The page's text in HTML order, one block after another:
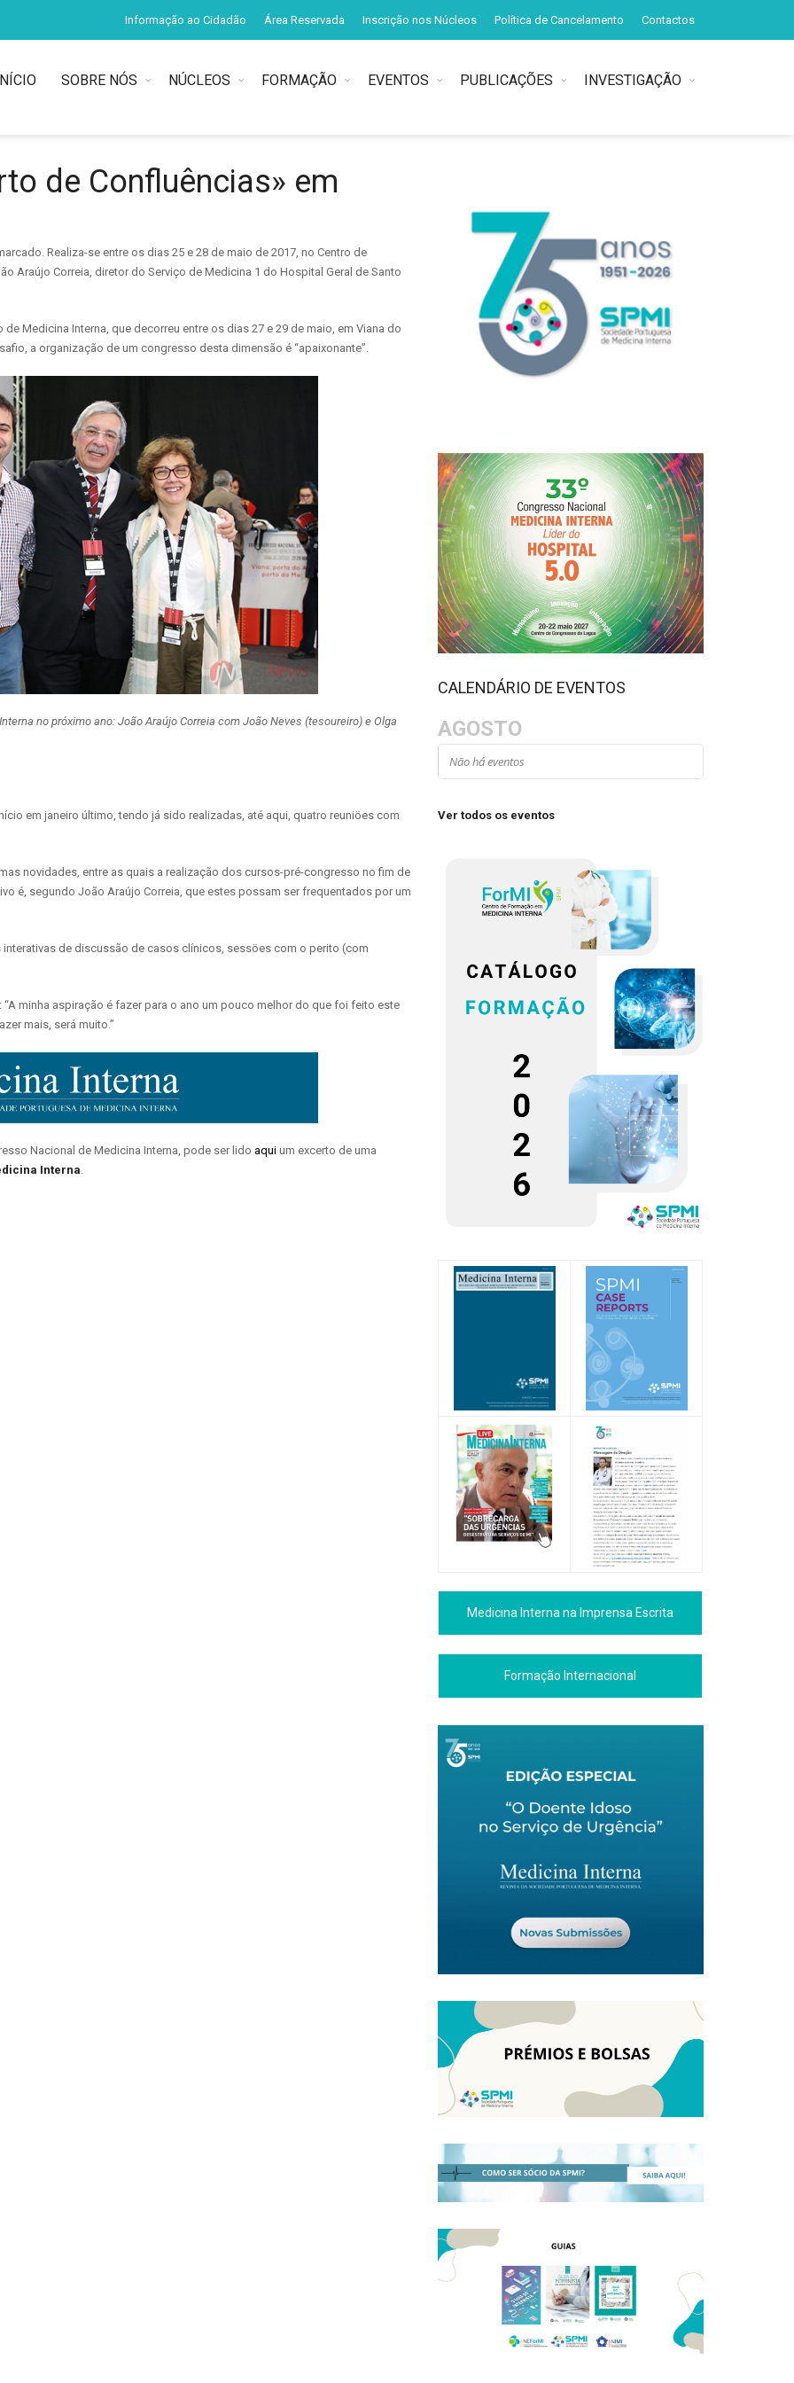
Informação ao Cidadão Área Reservada Inscrição nos Núcleos Política de Cancelamento Contactos
SOBRE NÓS NÚCLEOS FORMAÇÃO EVENTOS PUBLICAÇÕES INVESTIGAÇÃO
de Confluências» em
Realiza-se entre os dias 25 e 28 de maio de 2017, no Centro de
Araújo Correia, diretor do Serviço de Medicina 1 do Hospital Geral de Santo
de Medicina Interna, que decorreu entre os dias 27 e 29 de maio, em Viana do
a organização de um congresso desta dimensão é “apaixonante”.
no próximo ano: João Araújo Correia com João Neves (tesoureiro) e Olga
em janeiro último, tendo já sido realizadas, até aqui, quatro reuniöes com
novidades, entre as quais a realização dos cursos-pré-congresso no fim de
é, segundo João Araújo Correia, que estes possam ser frequentados por um
de discussão de casos clínicos, sessöes com o perito (com
minha aspiração é fazer para o ano um pouco melhor do que foi feito este
mais, será muito.”
Nacional de Medicina Interna, pode ser lido aqui um excerto de uma
Interna
CALENDÁRIO DE EVENTOS
AGOSTO
Não há eventos
Ver todos os eventos
Medicina Interna na Imprensa Escrita
Formação Internacional